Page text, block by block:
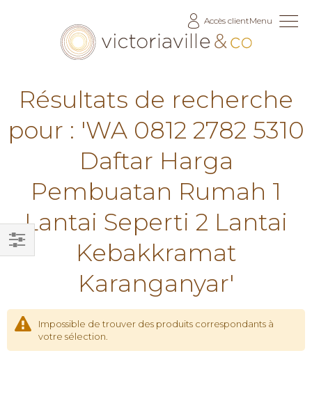
Accès clientMenu
Résultats de recherche
pour : 'WA 0812 2782 5310
Daftar Harga
Pembuatan Rumah 1
Lantai Seperti 2 Lantai
Kebakkramat
Karanganyar'
Impossible de trouver des produits correspondants à
votre sélection.
Filtrer